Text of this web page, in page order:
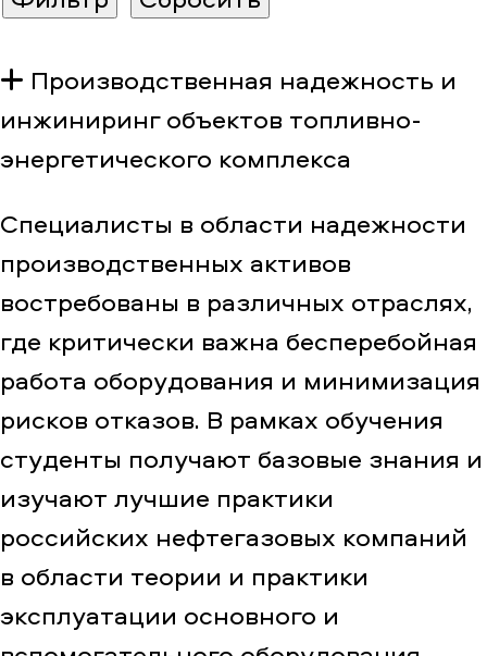
Производственная надежность и
инжиниринг объектов топливно-
энергетического комплекса
Специалисты в области надежности
производственных активов
востребованы в различных отраслях,
где критически важна бесперебойная
работа оборудования и минимизация
рисков отказов. В рамках обучения
студенты получают базовые знания и
изучают лучшие практики
российских нефтегазовых компаний
в области теории и практики
эксплуатации основного и